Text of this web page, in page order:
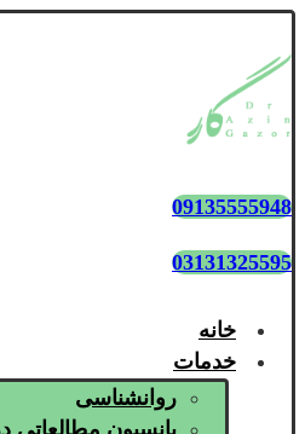
09135555948
03131325595
خانه
خدمات
روانشناسی
پانسیون مطالعاتی